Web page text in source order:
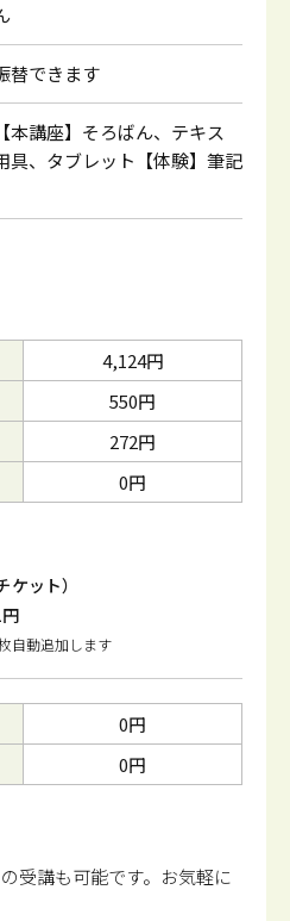
替できます
本講座】そろばん、テキス
具、タブレット【体験】筆記
4,124円
550円
272円
0円
ケット）
自動追加します
0円
0円
受講も可能です。 お気軽に